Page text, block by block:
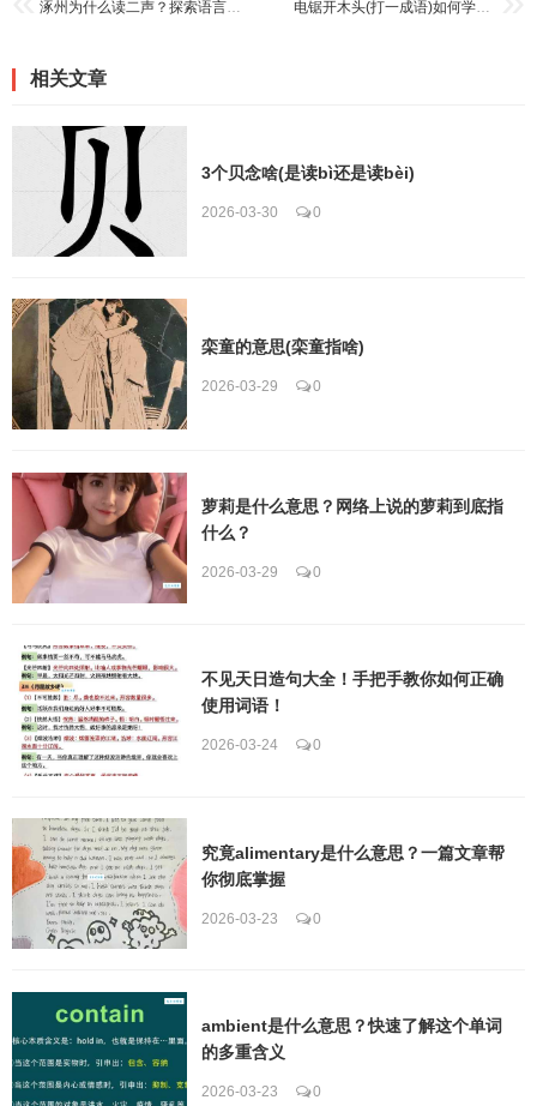
相关文章
3个贝念啥(是读bì还是读bèi)
2026-03-30 0
栾童的意思(栾童指啥)
2026-03-29 0
萝莉是什么意思？网络上说的萝莉到底指
什么？
2026-03-29 0
不见天日造句大全！手把手教你如何正确
使用词语！
2026-03-24 0
究竟alimentary是什么意思？一篇文章帮
你彻底掌握
2026-03-23 0
ambient是什么意思？快速了解这个单词
的多重含义
2026-03-23 0